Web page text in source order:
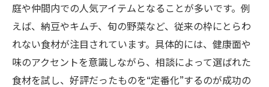
庭や仲間内での人気アイテムとなることが多いです。例
えば、納豆やキムチ、旬の野菜など、従来の枠にとらわ
れない食材が注目されています。具体的には、健康面や
味のアクセントを意識しながら、相談によって選ばれた
食材を試し、好評だったものを“定番化”するのが成功の